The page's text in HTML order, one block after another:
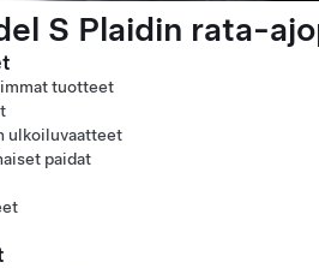
S Plaidin rata-
tuotteet
ulkoiluvaatteet
paidat